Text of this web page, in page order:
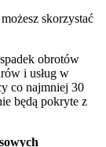
skorzystać
obrotów
i usług w
co najmniej 30
będą pokryte z